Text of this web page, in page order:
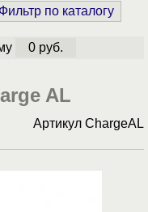
Фильтр по каталогу
0 руб.
AL
Артикул ChargeAL